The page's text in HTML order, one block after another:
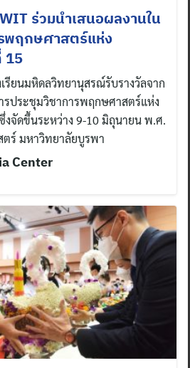
ร่วมนำเสนอผลงานใน
พฤกษศาสตร์แห่ง
15
รียนมหิดลวิทยานุสรณ์รับรางวัลจาก
รประชุมวิชาการพฤกษศาสตร์แห่ง
งจัดขึ้นระหว่าง 9-10 มิถุนายน พ.ศ.
ร์ มหาวิทยาลัยบูรพา
Center